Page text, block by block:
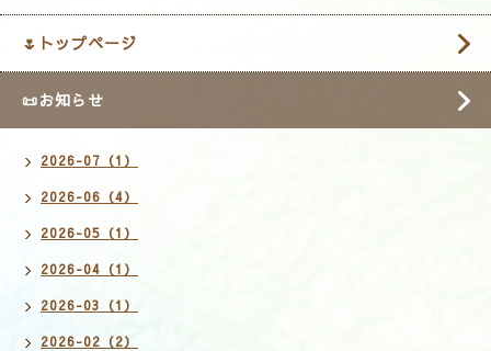
🌷トップページ
📜お知らせ
2026-07（1）
2026-06（4）
2026-05（1）
2026-04（1）
2026-03（1）
2026-02（2）